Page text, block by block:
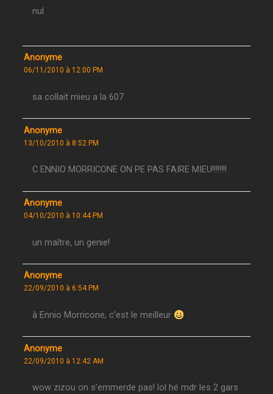
nul
Anonyme
06/11/2010 à 12:00 PM
sa collait mieu a la 607
Anonyme
13/10/2010 à 8:52 PM
C ENNIO MORRICONE ON PE PAS FAIRE MIEU!!!!!!!!
Anonyme
04/10/2010 à 10:44 PM
un maître, un genie!
Anonyme
22/09/2010 à 6:54 PM
à Ennio Morricone, c’est le meilleur
Anonyme
22/09/2010 à 12:42 AM
wow zizou on s’emmerde pas! lol hé mdr les 2 gars